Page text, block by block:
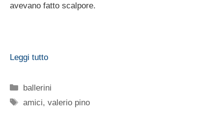
avevano fatto scalpore.
Leggi tutto
Categorie
ballerini
Tag
amici,valerio pino